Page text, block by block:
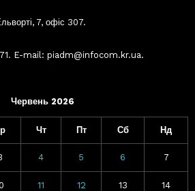
7, офіс 307.
E-mail: piadm@infocom.kr.ua.
Червень 2026
Чт Пт Сб Нд
4 5 6 7
11 12 13 14